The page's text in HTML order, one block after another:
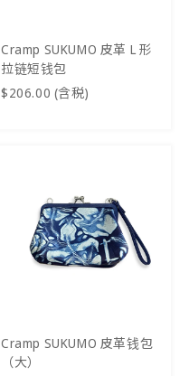
Cramp SUKUMO 皮革 L 形
拉链短钱包
$206.00 (含税)
Cramp SUKUMO 皮革钱包
（大）